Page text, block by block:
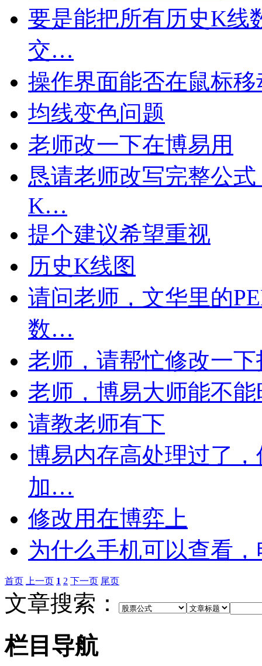
要是能把所有历史K线
交…
操作界面能否在鼠标
均线变色问题
老师改一下在博易用
恳请老师改写完整公
K…
提个建议希望重视
历史K线图
请问老师，文华里的
数…
老师，请帮忙修改一下
老师，博易大师能不
请教老师有下
博易内存高处理过了
加…
修改用在博弈上
为什么手机可以查看
首页 上一页 1 2 下一页 尾页
文章搜索：
栏目导航